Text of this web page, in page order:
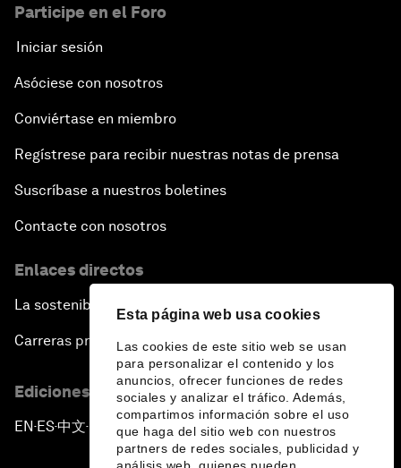
Esta página web usa cookies
Las cookies de este sitio web se usan
para personalizar el contenido y los
anuncios, ofrecer funciones de redes
sociales y analizar el tráfico. Además,
compartimos información sobre el uso
que haga del sitio web con nuestros
partners de redes sociales, publicidad y
Participe en el Foro
Iniciar sesión
Asóciese con nosotros
Conviértase en miembro
Regístrese para recibir nuestras notas de prensa
Suscríbase a nuestros boletines
Contacte con nosotros
Enlaces directos
La sostenibilidad en el Foro
Carreras profesionales
Ediciones en otros idiomas
EN ▪ES▪中文▪ 日本語